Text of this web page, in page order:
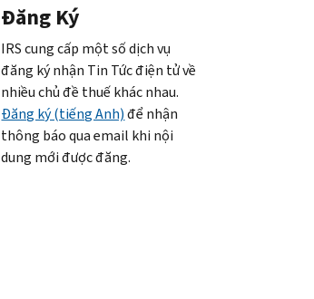
Đăng Ký
IRS cung cấp một số dịch vụ
đăng ký nhận Tin Tức điện tử về
nhiều chủ đề thuế khác nhau.
Đăng ký (tiếng Anh)để nhận
thông báo qua email khi nội
dung mới được đăng.